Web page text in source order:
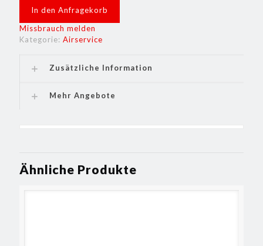
In den Anfragekorb
Missbrauch melden
Kategorie: Airservice
Zusätzliche Information
Mehr Angebote
Ähnliche Produkte